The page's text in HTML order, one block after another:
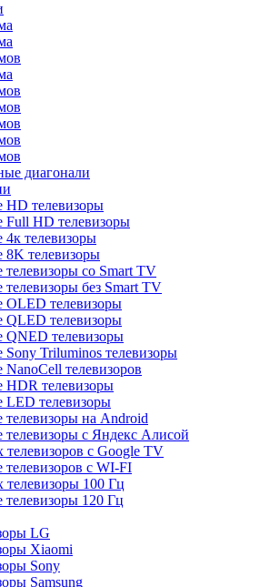
диагонали
телевизоры
HD телевизоры
телевизоры
телевизоры
со Smart TV
без Smart TV
телевизоры
телевизоры
телевизоры
Triluminos телевизоры
телевизоров
телевизоры
телевизоры
на Android
с Яндекс Алисой
с Google TV
с WI-FI
100 Гц
120 Гц
LG
Xiaomi
Sony
Samsung